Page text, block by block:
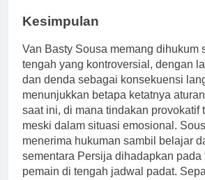
Kesimpulan
Van Basty Sousa memang dihukum
tengah yang kontroversial, dengan
dan denda sebagai konsekuensi
menunjukkan betapa ketatnya
saat ini, di mana tindakan provokatif
meski dalam situasi emosional.
menerima hukuman sambil belajar
sementara Persija dihadapkan pada
pemain di tengah jadwal padat.